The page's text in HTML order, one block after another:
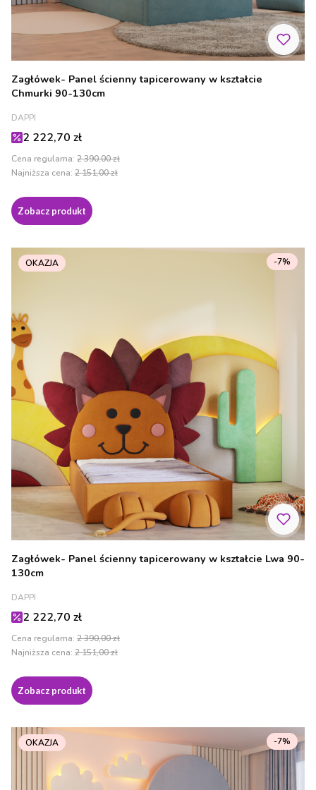
Zagłówek- Panel ścienny tapicerowany w kształcie
Chmurki 90-130cm
PRODUCENT
DAPPI
Cena promocyjna
2 222,70 zł
Cena regularna: 2 390,00 zł
Najniższa cena: 2 151,00 zł
Zobacz produkt
OKAZJA
Zagłówek- Panel ścienny tapicerowany w kształcie Lwa 90-
130cm
PRODUCENT
DAPPI
Cena promocyjna
2 222,70 zł
Cena regularna: 2 390,00 zł
-7%
Najniższa cena: 2 151,00 zł
Zobacz produkt
OKAZJA -7%